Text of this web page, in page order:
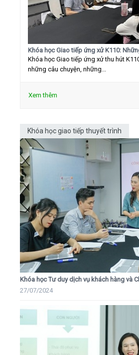
Khóa học Giao tiếp ứng xử K110:
Khóa học Giao tiếp ứng xử thu hút
những câu chuyện, những...
Xem thêm
Khóa học giao tiếp thuyết trình
Khóa học Tư duy dịch vụ khách hàng và
27/07/2024